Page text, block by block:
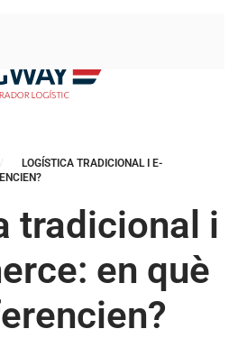
LOGÍSTICA TRADICIONAL I E-
tradicional i
en què